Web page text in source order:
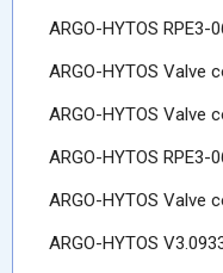
ARGO-HYTOS
ARGO-HYTOS Valve
ARGO-HYTOS Valve
ARGO-HYTOS RPE3-
ARGO-HYTOS Valve
ARGO-HYTOS